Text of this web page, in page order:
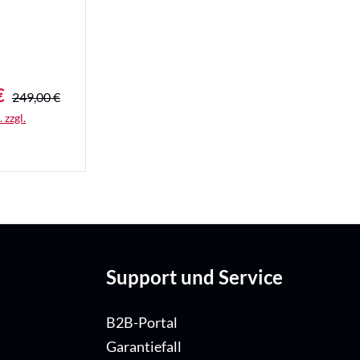
Regulärer Preis:
249,00 €
zzgl.
Support und Service
B2B-Portal
Garantiefall